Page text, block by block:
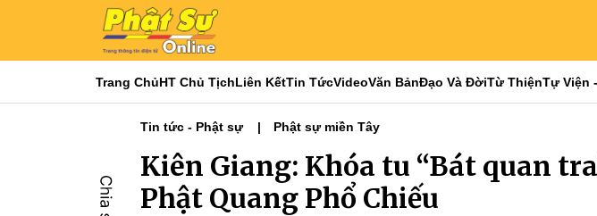
Trang ChủHT Chủ TịchLiên KếtTin TứcVideoVăn BảnĐạo Và ĐờiTừ ThiệnTự Viện
Tin tức - Phật sự Phật sự miền Tây
Kiên Giang: Khóa tu “Bát quan
Phật Quang Phổ Chiếu